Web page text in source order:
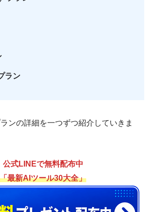
ラン
ンの詳細を一つずつ紹介していきま
公式LINEで無料配布中
「最新AIツール30大全」